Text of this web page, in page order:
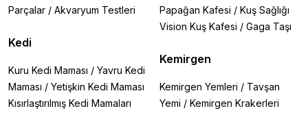
Parçalar / Akvaryum Testleri
Kedi
Kuru Kedi Maması / Yavru Kedi
Maması / Yetişkin Kedi Maması
Kısırlaştırılmış Kedi Mamaları
Papağan Kafesi / Kuş Sağlığı
Vision Kuş Kafesi / Gaga Taşı
Kemirgen
Kemirgen Yemleri / Tavşan
Yemi / Kemirgen Krakerleri